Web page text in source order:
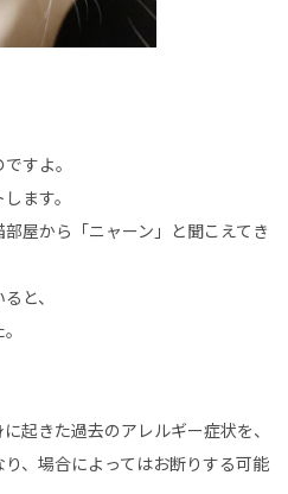
すよ。
ます。
屋から「ニャーン」と聞こえてき
と、
起きた過去のアレルギー症状を、
、場合によってはお断りする可能